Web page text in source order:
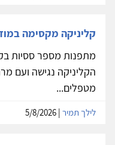
קליניקה מקסימה
מתפנות מספר ססיות
הקליניקה נגישה ועם
מטפלים...
לילך תמיר